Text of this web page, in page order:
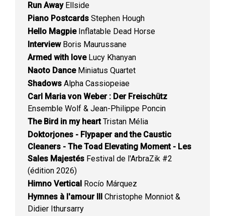
Run AwayEllside
Piano Postcards Stephen Hough
Hello MagpieInflatable Dead Horse
InterviewBoris Maurussane
Armed with loveLucy Khanyan
Naoto DanceMiniatus Quartet
Shadows Alpha Cassiopeiae
Carl Maria von Weber : Der Freischütz
Ensemble Wolf & Jean-Philippe Poncin
The Bird in my heartTristan Mélia
Doktorjones - Flypaper and the Caustic
Cleaners - The Toad Elevating Moment - Les
Sales Majestés Festival de l'ArbraZik #2
(édition 2026)
Himno Vertical Rocío Márquez
Hymnes à l'amour III Christophe Monniot &
Didier Ithursarry